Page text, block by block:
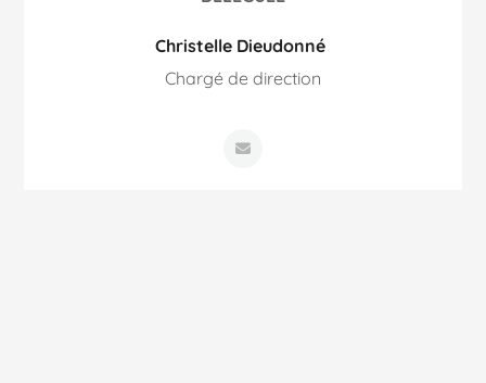
Christelle Dieudonné
Chargé de direction